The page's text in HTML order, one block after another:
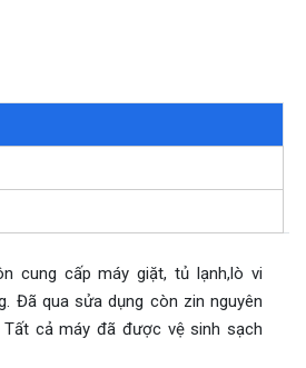
cung cấp máy giặt, tủ lạnh,lò vi
Đã qua sửa dụng còn zin nguyên
Tất cả máy đã được vệ sinh sạch